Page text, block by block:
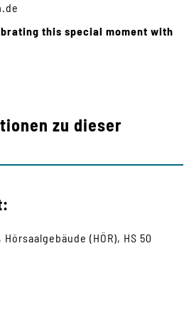
.de
this special moment with
zu dieser
(HÖR), HS 50